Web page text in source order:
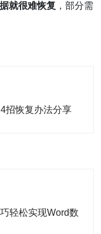
就很难恢复 ，部分需
招恢复办法分享
轻松实现Word数